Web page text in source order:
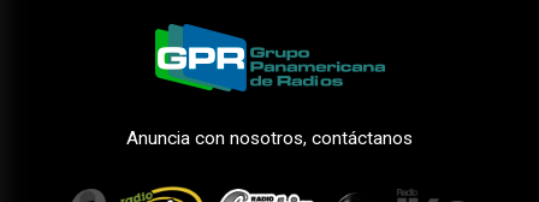
Anuncia con nosotros, contáctanos